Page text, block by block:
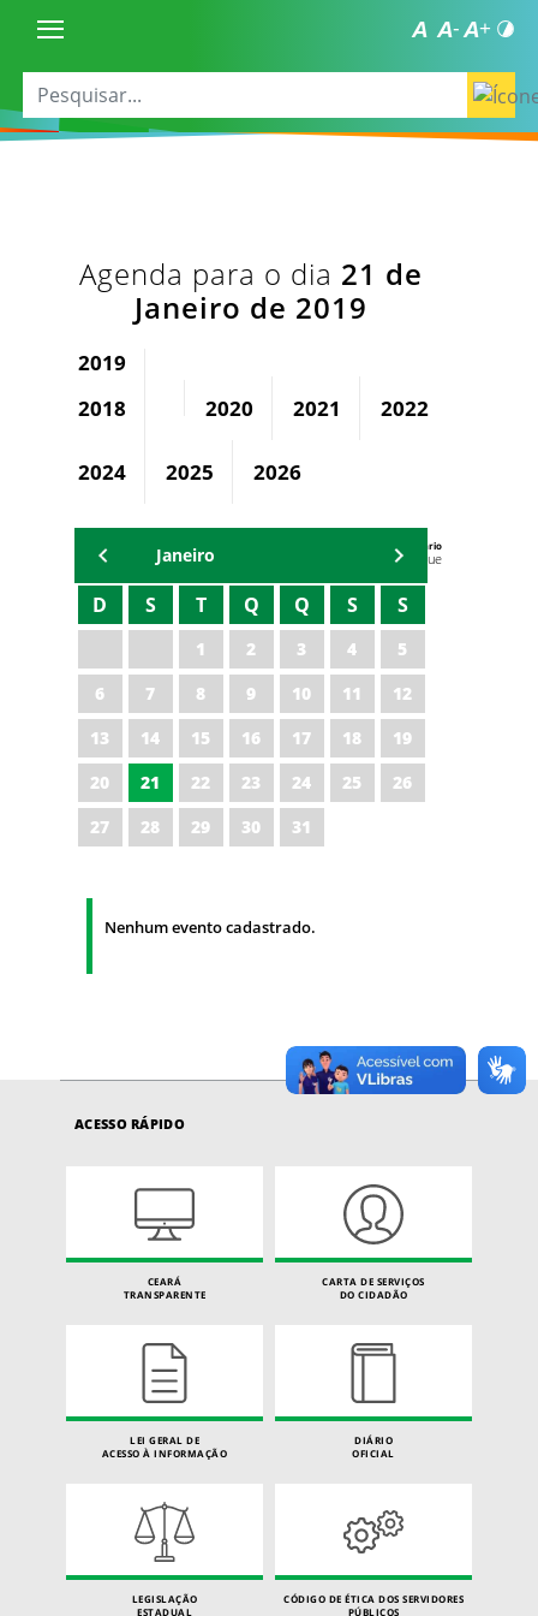
Agenda para o dia 21 de
Janeiro de 2019
2019
2018
2020 2021 2022
2024 2025 2026
Agenda do Secretário
Zezinho Albuquerque
Janeiro
D S T Q Q S S
1 2 3 4
5
6
7 8 9 10 11
12
13
14 15 16 17 18
19
20
21 22 23 24 25
26
27
28 29 30 31
Nenhum evento cadastrado.
ACESSO RÁPIDO
CEARÁ
TRANSPARENTE
CARTA DE SERVIÇOS
DO CIDADÃO
LEI GERAL DE
ACESSO À INFORMAÇÃO
DIÁRIO
OFICIAL
LEGISLAÇÃO
ESTADUAL
CÓDIGO DE ÉTICA DOS SERVIDORES
PÚBLICOS